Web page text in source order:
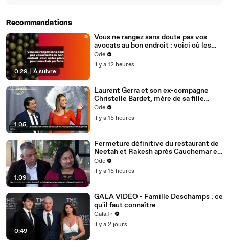
Recommandations
0:29 À suivre
Vous ne rangez sans doute pas vos
avocats au bon endroit : voici où les
placer pour une chair parfaite
Ode
il y a 12 heures
1:05
Laurent Gerra et son ex-compagne
Christelle Bardet, mère de sa fille
Célestine, toujours en très bons
termes, la preuve en images
Ode
il y a 15 heures
1:09
Fermeture définitive du restaurant de
Neetah et Rakesh après Cauchemar en
cuisine, Philippe Etchebest pensait les
avoir sauvés
Ode
il y a 15 heures
0:49
GALA VIDÉO - Famille Deschamps : ce
qu'il faut connaître
Gala.fr
il y a 2 jours